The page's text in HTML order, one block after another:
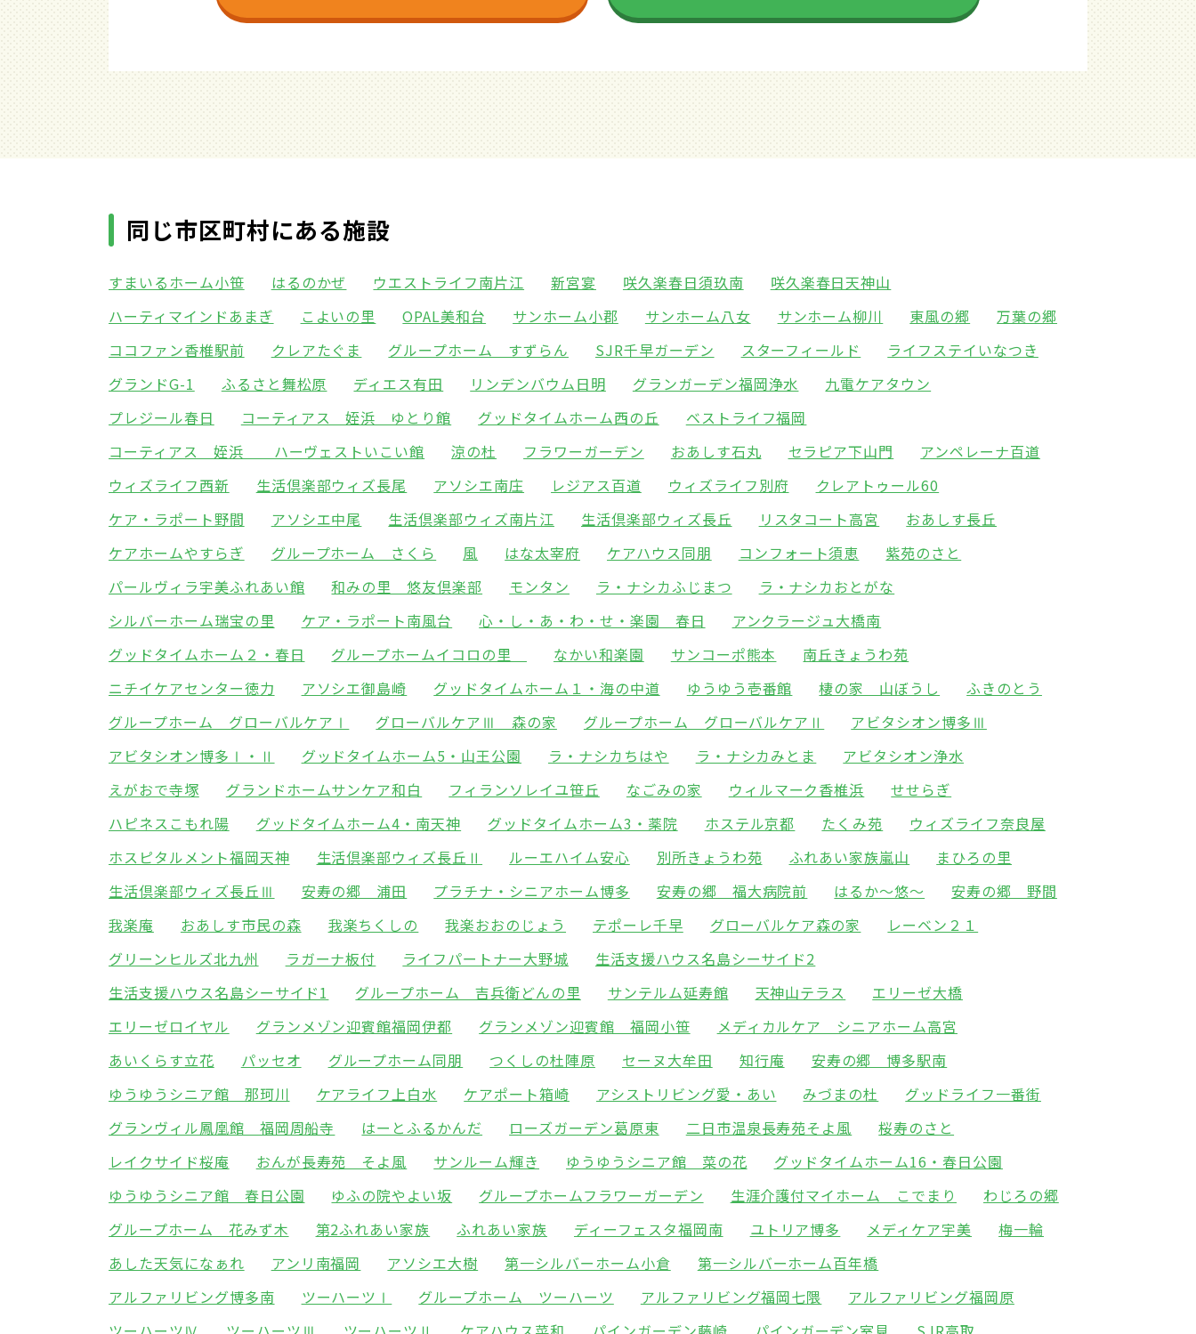
同じ市区町村にある施設
すまいるホーム小笹 はるのかぜ ウエストライフ南片江 新宮宴 咲久楽春日須玖南
咲久楽春日天神山
ハーティマインドあまぎ
こよいの里 OPAL美和台 サンホーム小郡 サンホーム八女 サンホーム柳川 東風の郷
万葉の郷
ココファン香椎駅前
クレアたぐま グループホーム すずらん SJR千早ガーデン スターフィールド
ライフステイいなつき
グランドG-1
ふるさと舞松原 ディエス有田 リンデンバウム日明 グランガーデン福岡浄水
九電ケアタウン
プレジール春日
コーティアス 姪浜 ゆとり館 グッドタイムホーム西の丘
ベストライフ福岡
コーティアス 姪浜 ハーヴェストいこい館
涼の杜 フラワーガーデン おあしす石丸 セラピア下山門
アンペレーナ百道
ウィズライフ西新
生活倶楽部ウィズ長尾 アソシエ南庄 レジアス百道 ウィズライフ別府
クレアトゥール60
ケア・ラポート野間
アソシエ中尾 生活倶楽部ウィズ南片江 生活倶楽部ウィズ長丘 リスタコート高宮
おあしす長丘
ケアホームやすらぎ
グループホーム さくら 風 はな太宰府 ケアハウス同朋 コンフォート須恵
紫苑のさと
パールヴィラ宇美ふれあい館
和みの里 悠友倶楽部 モンタン ラ・ナシカふじまつ
ラ・ナシカおとがな
シルバーホーム瑞宝の里
ケア・ラポート南風台 心・し・あ・わ・せ・楽園 春日
アンクラージュ大橋南
グッドタイムホーム２・春日
グループホームイコロの里 なかい和楽園 サンコーポ熊本
南丘きょうわ苑
ニチイケアセンター徳力
アソシエ御島崎 グッドタイムホーム１・海の中道 ゆうゆう壱番館 棲の家 山ぼうし
ふきのとう
グループホーム グローバルケアⅠ
グローバルケアⅢ 森の家 グループホーム グローバルケアⅡ
アビタシオン博多Ⅲ
アビタシオン博多Ⅰ・Ⅱ
グッドタイムホーム5・山王公園 ラ・ナシカちはや ラ・ナシカみとま
アビタシオン浄水
えがおで寺塚
グランドホームサンケア和白 フィランソレイユ笹丘 なごみの家 ウィルマーク香椎浜
せせらぎ
ハピネスこもれ陽
グッドタイムホーム4・南天神 グッドタイムホーム3・薬院 ホステル京都 たくみ苑
ウィズライフ奈良屋
ホスピタルメント福岡天神
生活倶楽部ウィズ長丘Ⅱ ルーエハイム安心 別所きょうわ苑 ふれあい家族嵐山
まひろの里
生活倶楽部ウィズ長丘Ⅲ
安寿の郷 浦田 プラチナ・シニアホーム博多 安寿の郷 福大病院前 はるか～悠～
安寿の郷 野間
我楽庵
おあしす市民の森 我楽ちくしの 我楽おおのじょう テポーレ千早 グローバルケア森の家
レーベン２１
グリーンヒルズ北九州
ラガーナ板付 ライフパートナー大野城
生活支援ハウス名島シーサイド2
生活支援ハウス名島シーサイド1
グループホーム 吉兵衛どんの里 サンテルム延寿館 天神山テラス
エリーゼ大橋
エリーゼロイヤル
グランメゾン迎賓館福岡伊都 グランメゾン迎賓館 福岡小笹
メディカルケア シニアホーム高宮
あいくらす立花
パッセオ グループホーム同朋 つくしの杜陣原 セーヌ大牟田 知行庵
安寿の郷 博多駅南
ゆうゆうシニア館 那珂川
ケアライフ上白水 ケアポート箱崎 アシストリビング愛・あい みづまの杜
グッドライフ一番街
グランヴィル鳳凰館 福岡周船寺
はーとふるかんだ ローズガーデン葛原東 二日市温泉長寿苑そよ風
桜寿のさと
レイクサイド桜庵
おんが長寿苑 そよ風 サンルーム輝き ゆうゆうシニア館 菜の花
グッドタイムホーム16・春日公園
ゆうゆうシニア館 春日公園
ゆふの院やよい坂 グループホームフラワーガーデン 生涯介護付マイホーム こでまり
わじろの郷
グループホーム 花みず木
第2ふれあい家族 ふれあい家族 ディーフェスタ福岡南 ユトリア博多 メディケア宇美
梅一輪
あした天気になぁれ
アンリ南福岡 アソシエ大樹 第一シルバーホーム小倉
第一シルバーホーム百年橋
アルファリビング博多南
ツーハーツⅠ グループホーム ツーハーツ アルファリビング福岡七隈
アルファリビング福岡原